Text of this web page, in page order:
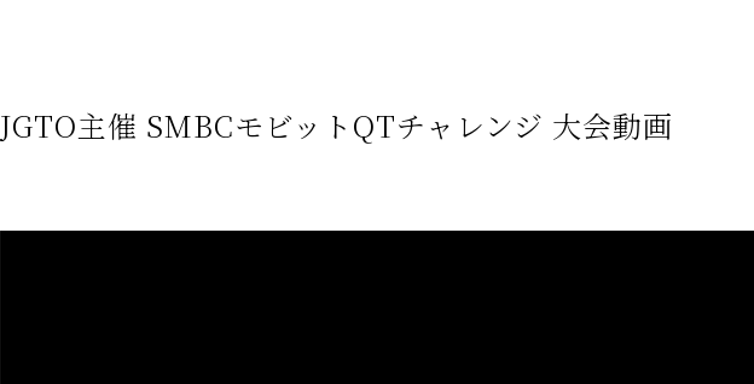
JGTO主催 SMBCモビットQTチャレンジ 大会動画